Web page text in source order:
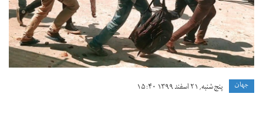
جهان پنج شنبه, ۲۱ اسفند ۱۳۹۹ ۱۵:۴۰